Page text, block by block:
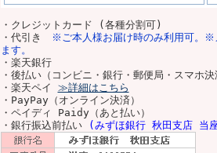
・クレジットカード (各種分割可)
・代引き
※ご本人様お届け時のみ利用可。※
ます。
・楽天銀行
・後払い（コンビニ・銀行・郵便局・スマホ決
・楽天ペイ ≫詳細はこちら
・PayPay（オンライン決済）
・ペイディ Paidy（あと払い）
・銀行振込前払い
(みずほ銀行 秋田支店 当